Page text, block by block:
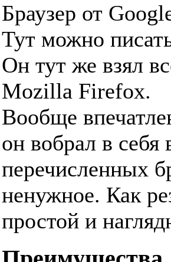
Браузер от
Тут можно
Он тут же взял
Mozilla Firefox.
Вообще
он вобрал в
перечисленных
ненужное. Как
простой и